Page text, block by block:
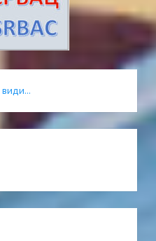
види...